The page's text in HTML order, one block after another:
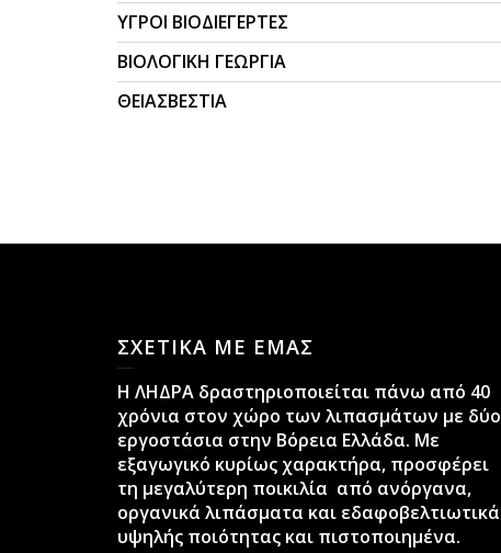
ΥΓΡΟΙ ΒΙΟΔΙΕΓΕΡΤΕΣ
ΒΙΟΛΟΓΙΚΗ ΓΕΩΡΓΙΑ
ΘΕΙΑΣΒΕΣΤΙΑ
ΣΧΕΤΙΚΑ ΜΕ ΕΜΑΣ
H ΛΗΔΡΑ δραστηριοποιείται πάνω από 40
χρόνια στον χώρο των λιπασμάτων με δύο
εργοστάσια στην Βόρεια Ελλάδα. Με
εξαγωγικό κυρίως χαρακτήρα, προσφέρει
τη μεγαλύτερη ποικιλία από ανόργανα,
οργανικά λιπάσματα και εδαφοβελτιωτικά
υψηλής ποιότητας και πιστοποιημένα.